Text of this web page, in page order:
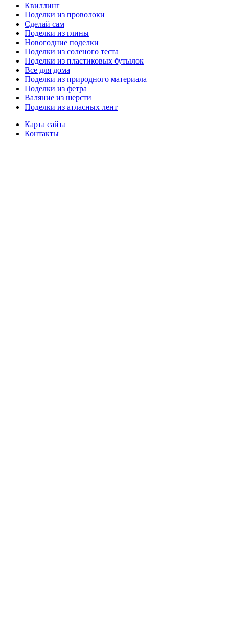
Квиллинг
Поделки из проволоки
Сделай сам
Поделки из глины
Новогодние поделки
Поделки из соленого теста
Поделки из пластиковых бутылок
Все для дома
Поделки из природного материала
Поделки из фетра
Валяние из шерсти
Поделки из атласных лент
Карта сайта
Контакты